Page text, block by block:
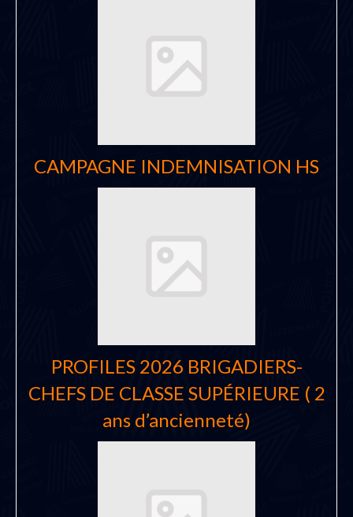
CAMPAGNE INDEMNISATION HS
PROFILES 2026 BRIGADIERS-
CHEFS DE CLASSE SUPÉRIEURE ( 2
ans d’ancienneté)